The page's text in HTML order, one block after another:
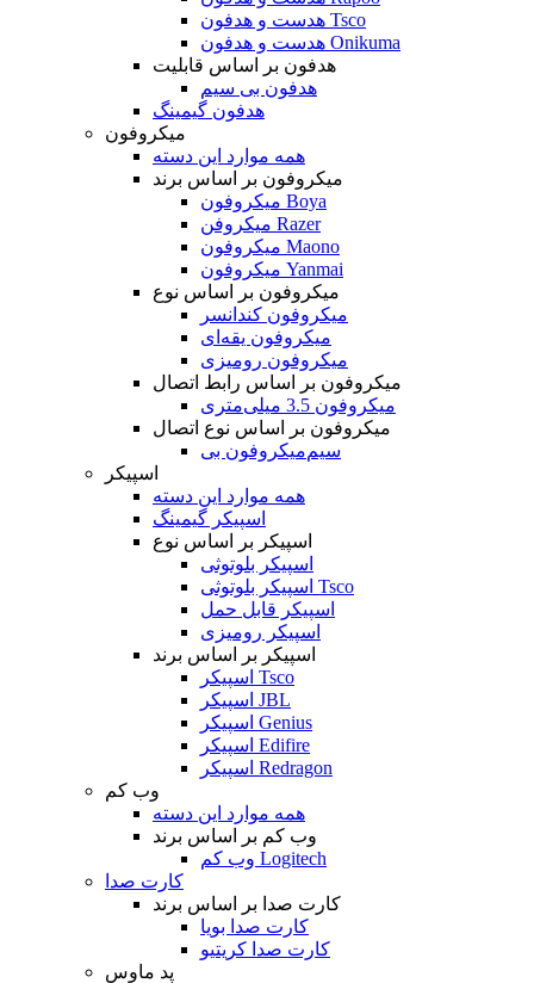
هدست و هدفون Tsco
هدست و هدفون Onikuma
هدفون بر اساس قابلیت
هدفون بی سیم
هدفون گیمینگ
میکروفون
همه موارد این دسته
میکروفون بر اساس برند
میکروفون Boya
میکروفن Razer
میکروفون Maono
میکروفون Yanmai
میکروفون بر اساس نوع
میکروفون کندانسر
میکروفون یقه‌ای
میکروفون رومیزی
میکروفون بر اساس رابط اتصال
میکروفون 3.5 میلی‌متری
میکروفون بر اساس نوع اتصال
میکروفون بی‌‎سیم
اسپیکر
همه موارد این دسته
اسپیکر گیمینگ
اسپیکر بر اساس نوع
اسپیکر بلوتوثی
اسپیکر بلوتوثی Tsco
اسپیکر قابل حمل
اسپیکر رومیزی
اسپیکر بر اساس برند
اسپیکر Tsco
اسپیکر JBL
اسپیکر Genius
اسپیکر Edifire
اسپیکر Redragon
وب کم
همه موارد این دسته
وب کم بر اساس برند
وب کم Logitech
کارت صدا
کارت صدا بر اساس برند
کارت صدا بویا
کارت صدا کریتیو
پد ماوس